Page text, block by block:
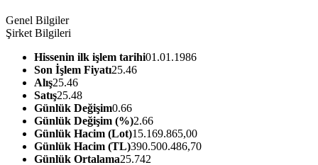
Genel Bilgiler
Şirket Bilgileri
Hissenin ilk işlem tarihi01.01.1986
Son İşlem Fiyatı25.46
Alış25.46
Satış25.48
Günlük Değişim0.66
Günlük Değişim (%)2.66
Günlük Hacim (Lot)15.169.865,00
Günlük Hacim (TL)390.500.486,70
Günlük Ortalama25.742